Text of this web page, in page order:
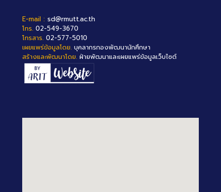
E-mail : sd@rmutt.ac.th
โทร. 02-549-3670
โทรสาร. 02-577-5010
เผยแพร่ข้อมูลโดย. บุคลากรกองพัฒนานักศึกษา
สร้างและพัฒนาโดย. ฝ่ายพัฒนาและเผยแพร่ข้อมูลเว็บไซต์